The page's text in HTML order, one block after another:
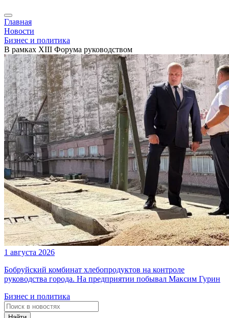
Главная
Новости
Бизнес и политика
В рамках XIII Форума руководством
1 августа 2026
Бобруйский комбинат хлебопродуктов на контроле
руководства города. На предприятии побывал Максим Гурин
Бизнес и политика